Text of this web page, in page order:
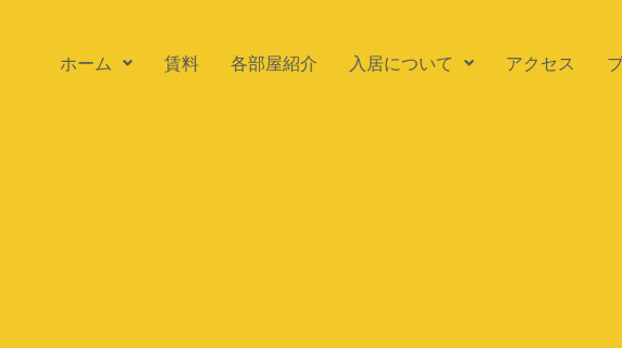
ホーム 賃料 各部屋紹介 入居について アクセス